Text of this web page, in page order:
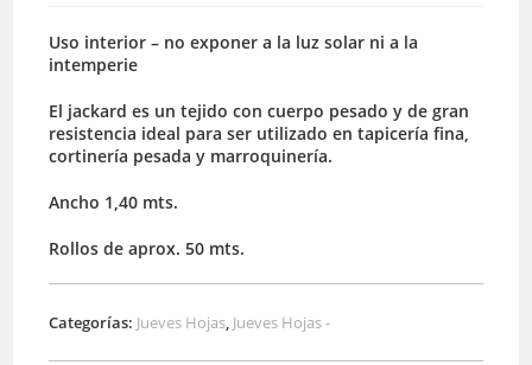
Uso interior – no exponer a la luz solar ni a la
intemperie
El jackard es un tejido con cuerpo pesado y de gran
resistencia ideal para ser utilizado en tapicería fina,
cortinería pesada y marroquinería.
Ancho 1,40 mts.
Rollos de aprox. 50 mts.
Categorías: Jueves Hojas, Jueves Hojas -